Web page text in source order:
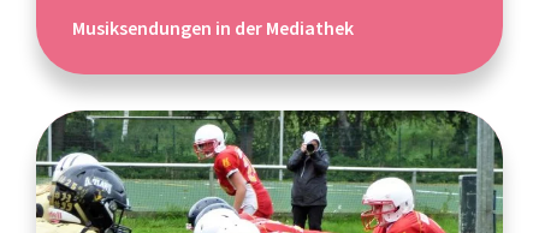
Musiksendungen in der Mediathek